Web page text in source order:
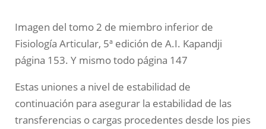
Imagen del tomo 2 de miembro inferior de
Fisiología Articular, 5ª edición de A.I. Kapandji
página 153. Y mismo todo página 147
Estas uniones a nivel de estabilidad de
continuación para asegurar la estabilidad de las
transferencias o cargas procedentes desde los pies